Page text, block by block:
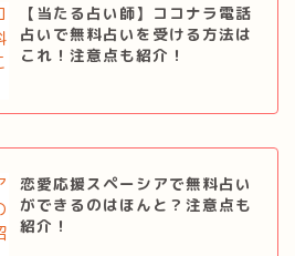
【当たる占い師】ココナラ電話
占いで無料占いを受ける方法は
これ！注意点も紹介！
恋愛応援スペーシアで無料占い
ができるのはほんと？注意点も
紹介！